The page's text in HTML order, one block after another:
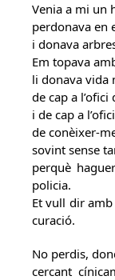
Venia a mi un
perdonava en
i donava
Em topava
li donava vida
de cap a
i de cap a
de conèixer-
sovint sense
perquè
policia.
Et vull dir
curació.
No perdis,
cercant